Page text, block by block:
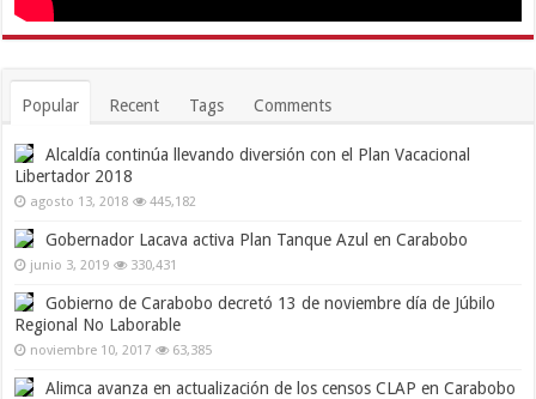
Popular Recent Tags Comments
Alcaldía continúa llevando diversión con el Plan Vacacional
Libertador 2018
agosto 13, 2018 445,182
Gobernador Lacava activa Plan Tanque Azul en Carabobo
junio 3, 2019 330,431
Gobierno de Carabobo decretó 13 de noviembre día de Júbilo
Regional No Laborable
noviembre 10, 2017 63,385
Alimca avanza en actualización de los censos CLAP en Carabobo